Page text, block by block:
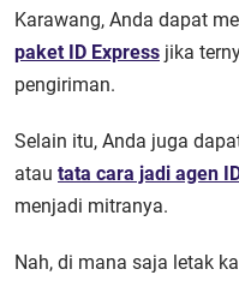
Karawang, Anda dapat
paket ID Express jika
pengiriman.
Selain itu, Anda juga
atau tata cara jadi agen
menjadi mitranya.
Nah, di mana saja letak